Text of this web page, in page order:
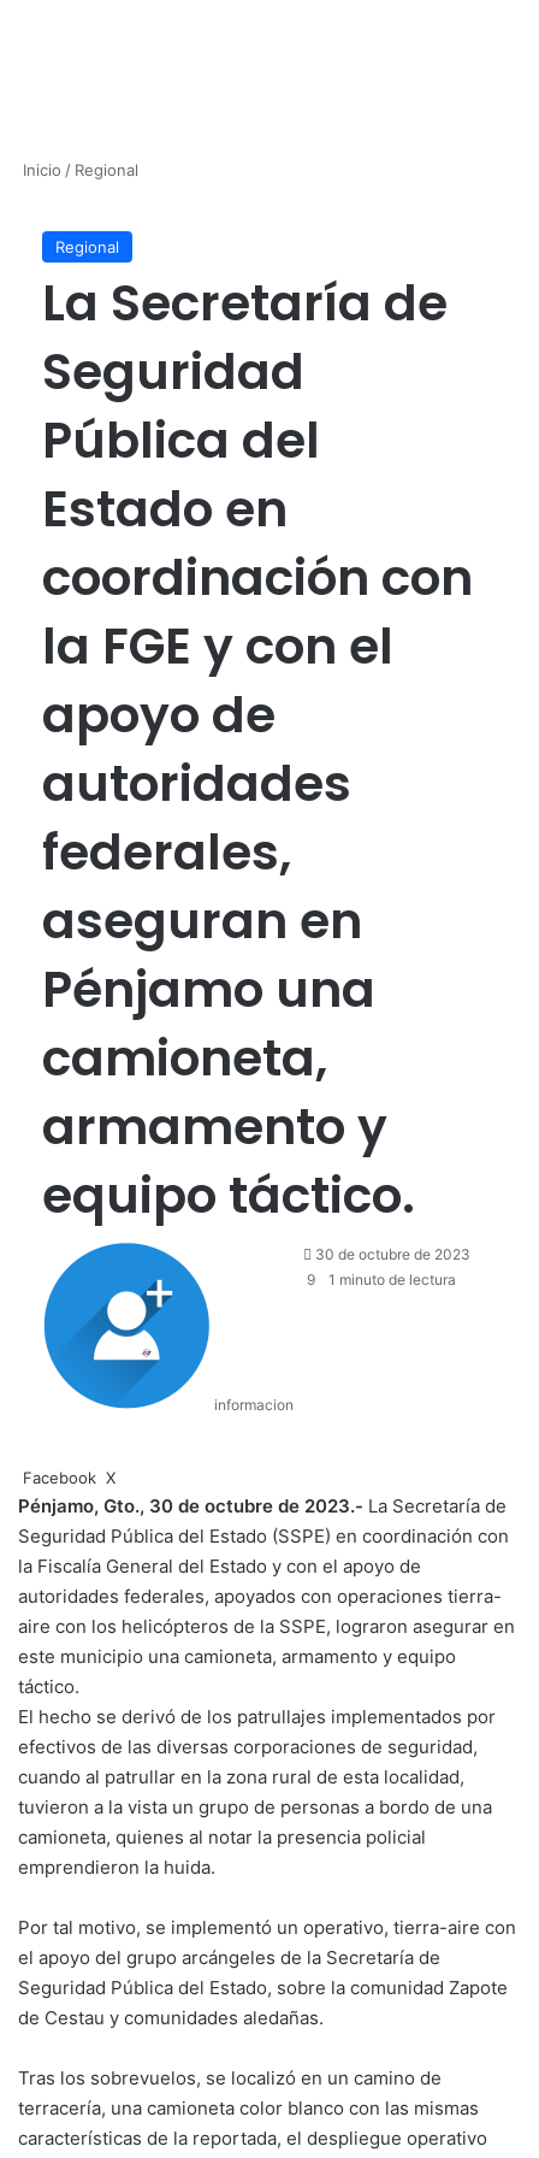
Inicio / Regional
Regional
La Secretaría de
Seguridad
Pública del
Estado en
coordinación con
la FGE y con el
apoyo de
autoridades
federales,
aseguran en
Pénjamo una
camioneta,
armamento y
equipo táctico.
informacion
30 de octubre de 2023
9
1 minuto de lectura
Facebook X
Pénjamo, Gto., 30 de octubre de 2023.- La Secretaría de
Seguridad Pública del Estado (SSPE) en coordinación con
la Fiscalía General del Estado y con el apoyo de
autoridades federales, apoyados con operaciones tierra-
aire con los helicópteros de la SSPE, lograron asegurar en
este municipio una camioneta, armamento y equipo
táctico.
El hecho se derivó de los patrullajes implementados por
efectivos de las diversas corporaciones de seguridad,
cuando al patrullar en la zona rural de esta localidad,
tuvieron a la vista un grupo de personas a bordo de una
camioneta, quienes al notar la presencia policial
emprendieron la huida.
Por tal motivo, se implementó un operativo, tierra-aire con
el apoyo del grupo arcángeles de la Secretaría de
Seguridad Pública del Estado, sobre la comunidad Zapote
de Cestau y comunidades aledañas.
Tras los sobrevuelos, se localizó en un camino de
terracería, una camioneta color blanco con las mismas
características de la reportada, el despliegue operativo